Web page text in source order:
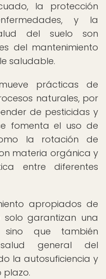
la protección
y la
del suelo son
del mantenimiento
saludable.
prácticas de
naturales, por
de pesticidas y
fomenta el uso de
la rotación de
materia orgánica y
entre diferentes
apropiados de
garantizan una
sino que también
general del
la autosuficiencia y
plazo.